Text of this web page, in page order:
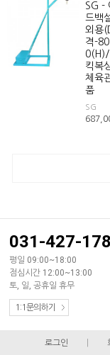
SG -
드백
외용
격-
킥복
체육
품
SG
031-427-
평일 09:00~18:00
점심시간 12:00~13:00
토, 일, 공휴일 휴무
1:1문의하기
로그인